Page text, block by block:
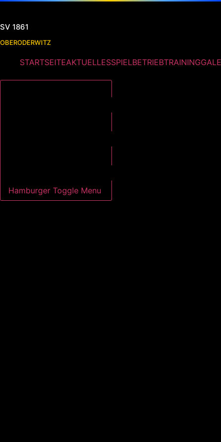
SV 1861
OBERODERWITZ
STARTSEITEAKTUELLESSPIELBETRIEBTRAINING
Hamburger Toggle Menu